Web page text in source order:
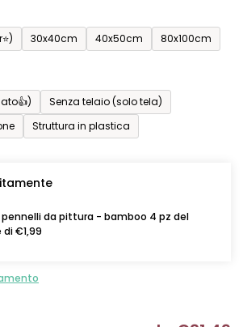
30x40cm 40x50cm 80x100cm
Senza telaio (solo tela)
Struttura in plastica
pennelli da pittura - bamboo 4 pz del
di €1,99